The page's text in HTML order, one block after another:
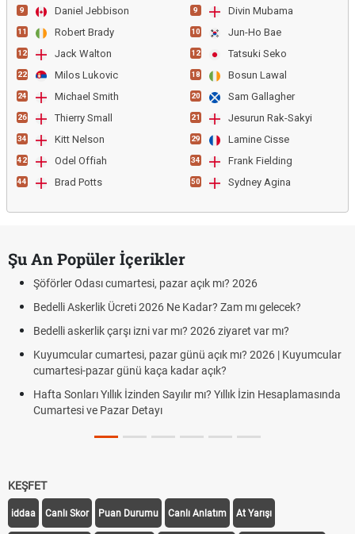
9 Daniel Jebbison
11 Robert Brady
12 Jack Walton
22 Milos Lukovic
24 Michael Smith
26 Thierry Small
34 Kitt Nelson
42 Odel Offiah
44 Brad Potts
9 Divin Mubama
10 Jun-Ho Bae
12 Tatsuki Seko
18 Bosun Lawal
20 Sam Gallagher
21 Jesurun Rak-Sakyi
29 Lamine Cisse
34 Frank Fielding
50 Sydney Agina
Şu An Popüler İçerikler
Şöförler Odası cumartesi, pazar açık mı? 2026
Bedelli Askerlik Ücreti 2026 Ne Kadar? Zam mı gelecek?
Bedelli askerlik çarşı izni var mı? 2026 ziyaret var mı?
Kuyumcular cumartesi, pazar günü açık mı? 2026 | Kuyumcular
cumartesi-pazar günü kaça kadar açık?
Hafta Sonları Yıllık İzinden Sayılır mı? Yıllık İzin Hesaplamasında
Cumartesi ve Pazar Detayı
KEŞFET
iddaa Canlı Skor Puan Durumu Canlı Anlatım At Yarışı